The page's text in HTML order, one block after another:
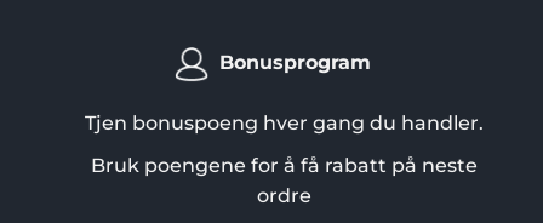
Bonusprogram
Tjen bonuspoeng hver gang du handler.
Bruk poengene for å få rabatt på neste
ordre